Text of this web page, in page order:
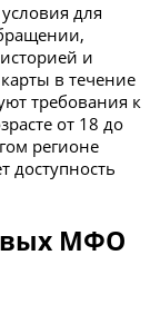
для
и
в течение
требования к
от 18 до
регионе
доступность
МФО